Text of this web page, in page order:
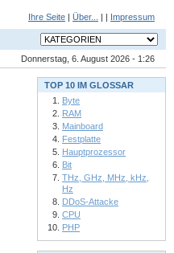
Ihre Seite | Über... | | Impressum
Donnerstag, 6. August 2026 - 1:26
TOP 10 IM GLOSSAR
Byte
RAM
Mainboard
Festplatte
Hauptprozessor
Bit
THz, GHz, MHz, kHz,
Hz
DDoS-Attacke
CPU
PHP